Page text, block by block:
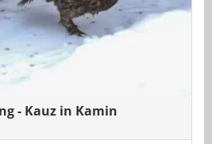
- Kauz in Kamin